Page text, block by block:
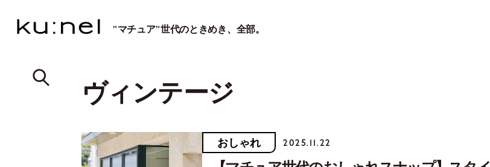
"マチュア"世代のときめき、全部。
ヴィンテージ
おしゃれ 2025.11.22